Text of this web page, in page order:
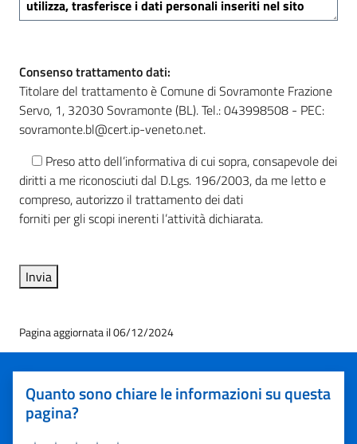
Consenso trattamento dati:
Titolare del trattamento è Comune di Sovramonte Frazione
Servo, 1, 32030 Sovramonte (BL). Tel.: 043998508 - PEC:
sovramonte.bl@cert.ip-veneto.net.
Preso atto dell’informativa di cui sopra, consapevole dei
diritti a me riconosciuti dal D.Lgs. 196/2003, da me letto e
compreso, autorizzo il trattamento dei dati
forniti per gli scopi inerenti l’attività dichiarata.
Pagina aggiornata il 06/12/2024
Quanto sono chiare le informazioni su questa
pagina?